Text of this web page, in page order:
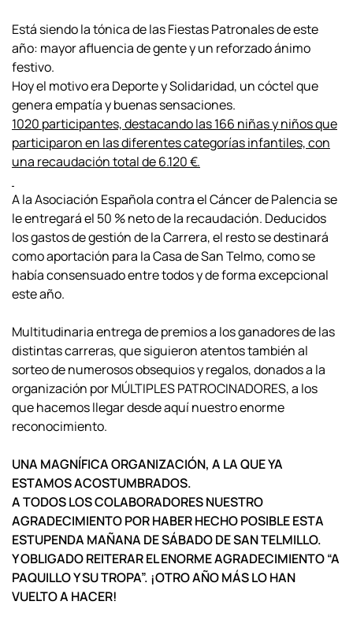
Está siendo la tónica de las Fiestas Patronales de este
año: mayor afluencia de gente y un reforzado ánimo
festivo.
Hoy el motivo era Deporte y Solidaridad, un cóctel que
genera empatía y buenas sensaciones.
1020 participantes, destacando las 166 niñas y niños que
participaron en las diferentes categorías infantiles, con
una recaudación total de 6.120 €.
A la Asociación Española contra el Cáncer de Palencia se
le entregará el 50 % neto de la recaudación. Deducidos
los gastos de gestión de la Carrera, el resto se destinará
como aportación para la Casa de San Telmo, como se
había consensuado entre todos y de forma excepcional
este año.
Multitudinaria entrega de premios a los ganadores de las
distintas carreras, que siguieron atentos también al
sorteo de numerosos obsequios y regalos, donados a la
organización por MÚLTIPLES PATROCINADORES, a los
que hacemos llegar desde aquí nuestro enorme
reconocimiento.
UNA MAGNÍFICA ORGANIZACIÓN, A LA QUE YA
ESTAMOS ACOSTUMBRADOS.
A TODOS LOS COLABORADORES NUESTRO
AGRADECIMIENTO POR HABER HECHO POSIBLE ESTA
ESTUPENDA MAÑANA DE SÁBADO DE SAN TELMILLO.
Y OBLIGADO REITERAR EL ENORME AGRADECIMIENTO “A
PAQUILLO Y SU TROPA”. ¡OTRO AÑO MÁS LO HAN
VUELTO A HACER!